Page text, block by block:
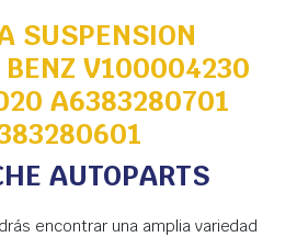
SUSPENSION
BENZ V100004230
A6383280701
AUTOPARTS
encontrar una amplia variedad